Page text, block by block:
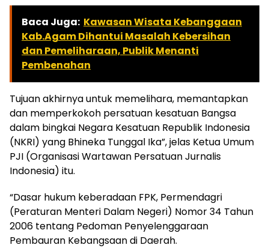
Baca Juga: Kawasan Wisata Kebanggaan
Kab.Agam Dihantui Masalah Kebersihan
dan Pemeliharaan, Publik Menanti
Pembenahan
Tujuan akhirnya untuk memelihara, memantapkan
dan memperkokoh persatuan kesatuan Bangsa
dalam bingkai Negara Kesatuan Republik Indonesia
(NKRI) yang Bhineka Tunggal Ika”, jelas Ketua Umum
PJI (Organisasi Wartawan Persatuan Jurnalis
Indonesia) itu.
“Dasar hukum keberadaan FPK, Permendagri
(Peraturan Menteri Dalam Negeri) Nomor 34 Tahun
2006 tentang Pedoman Penyelenggaraan
Pembauran Kebangsaan di Daerah.